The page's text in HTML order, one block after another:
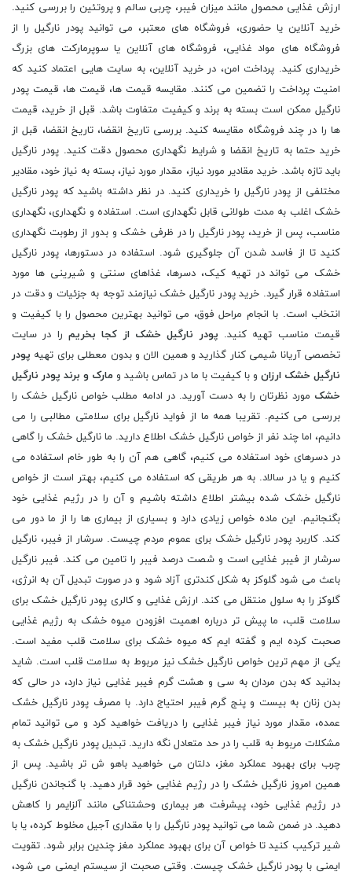
ارزش غذایی محصول مانند میزان فیبر، چربی سالم و پروتئین را بررسی کنید.
خرید آنلاین یا حضوری، فروشگاه های معتبر، می توانید پودر نارگیل را از
فروشگاه های مواد غذایی، فروشگاه های آنلاین یا سوپرمارکت های بزرگ
خریداری کنید. پرداخت امن، در خرید آنلاین، به سایت هایی اعتماد کنید که
امنیت پرداخت را تضمین می کنند. مقایسه قیمت ها، قیمت ها، قیمت پودر
نارگیل ممکن است بسته به برند و کیفیت متفاوت باشد. قبل از خرید، قیمت
ها را در چند فروشگاه مقایسه کنید. بررسی تاریخ انقضا، تاریخ انقضا، قبل از
خرید حتما به تاریخ انقضا و شرایط نگهداری محصول دقت کنید. پودر نارگیل
باید تازه باشد. خرید مقادیر مورد نیاز، مقدار مورد نیاز، بسته به نیاز خود، مقادیر
مختلفی از پودر نارگیل را خریداری کنید. در نظر داشته باشید که پودر نارگیل
خشک اغلب به مدت طولانی قابل نگهداری است. استفاده و نگهداری، نگهداری
مناسب، پس از خرید، پودر نارگیل را در ظرفی خشک و بدور از رطوبت نگهداری
کنید تا از فاسد شدن آن جلوگیری شود. استفاده در دستورها، پودر نارگیل
خشک می تواند در تهیه کیک، دسرها، غذاهای سنتی و شیرینی ها مورد
استفاده قرار گیرد. خرید پودر نارگیل خشک نیازمند توجه به جزئیات و دقت در
انتخاب است. با انجام مراحل فوق، می توانید بهترین محصول را با کیفیت و
قیمت مناسب تهیه کنید. پودر نارگیل خشک از کجا بخریم را در سایت
تخصصی آریانا شیمی کنار گذارید و همین الان و بدون معطلی برای تهیه پودر
نارگیل خشک ارزان و با کیفیت با ما در تماس باشید و مارک و برند پودر نارگیل
خشک مورد نظرتان را به دست آورید. در ادامه مطلب خواص نارگیل خشک را
بررسی می کنیم. تقریبا همه ما از فواید نارگیل برای سلامتی مطالبی را می
دانیم، اما چند نفر از خواص نارگیل خشک اطلاع دارید. ما نارگیل خشک را گاهی
در دسرهای خود استفاده می کنیم، گاهی هم آن را به طور خام استفاده می
کنیم و یا در سالاد. به هر طریقی که استفاده می کنیم، بهتر است از خواص
نارگیل خشک شده بیشتر اطلاع داشته باشیم و آن را در رژیم غذایی خود
بگنجانیم. این ماده خواص زیادی دارد و بسیاری از بیماری ها را از ما دور می
کند. کاربرد پودر نارگیل خشک برای عموم مردم چیست. سرشار از فیبر، نارگیل
سرشار از فیبر غذایی است و شصت درصد فیبر را تامین می کند. فیبر نارگیل
باعث می شود گلوکز به شکل کندتری آزاد شود و در صورت تبدیل آن به انرژی،
گلوکز را به سلول منتقل می کند. ارزش غذایی و کالری پودر نارگیل خشک برای
سلامت قلب، ما پیش تر درباره اهمیت افزودن میوه خشک به رژیم غذایی
صحبت کرده ایم و گفته ایم که میوه خشک برای سلامت قلب مفید است.
یکی از مهم ترین خواص نارگیل خشک نیز مربوط به سلامت قلب است. شاید
بدانید که بدن مردان به سی و هشت گرم فیبر غذایی نیاز دارد، در حالی که
بدن زنان به بیست و پنج گرم فیبر احتیاج دارد. با مصرف پودر نارگیل خشک
عمده، مقدار مورد نیاز فیبر غذایی را دریافت خواهید کرد و می توانید تمام
مشکلات مربوط به قلب را در حد متعادل نگه دارید. تبدیل پودر نارگیل خشک به
چرب برای بهبود عملکرد مغز، دلتان می خواهید باهو ش تر باشید. پس از
همین امروز نارگیل خشک را در رژیم غذایی خود قرار دهید. با گنجاندن نارگیل
در رژیم غذایی خود، پیشرفت هر بیماری وحشتناکی مانند آلزایمر را کاهش
دهید. در ضمن شما می توانید پودر نارگیل را با مقداری آجیل مخلوط کرده، یا با
شیر ترکیب کنید تا خواص آن برای بهبود عملکرد مغز چندین برابر شود. تقویت
ایمنی با پودر نارگیل خشک چیست. وقتی صحبت از سیستم ایمنی می شود،